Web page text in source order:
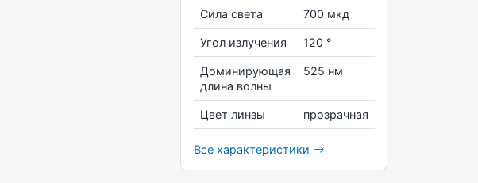
Сила света 700 мкд
Угол излучения 120 °
Доминирующая
длина волны
525 нм
Цвет линзы прозрачная
Все характеристики